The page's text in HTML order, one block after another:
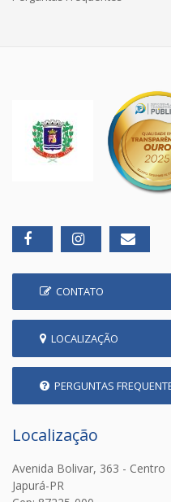
CONTATO
LOCALIZAÇÃO
PERGUNTAS
Localização
Avenida Bolivar, 363 - Centro
Japurá-PR